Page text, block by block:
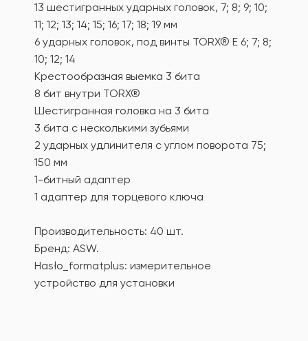
13 шестигранных ударных головок, 7; 8; 9; 10;
11; 12; 13; 14; 15; 16; 17; 18; 19 мм
6 ударных головок, под винты TORX® E 6; 7; 8;
10; 12; 14
Крестообразная выемка 3 бита
8 бит внутри TORX®
Шестигранная головка на 3 бита
3 бита с несколькими зубьями
2 ударных удлинителя с углом поворота 75;
150 мм
1-битный адаптер
1 адаптер для торцевого ключа
Производительность: 40 шт.
Бренд: ASW.
Hasło_formatplus: измерительное
устройство для установки